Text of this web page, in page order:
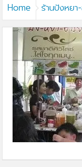
Home ร้านปังหยา